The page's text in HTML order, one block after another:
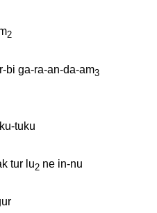
2
bi ga-ra-an-da-am3
tuku
tur lu2 ne in-nu